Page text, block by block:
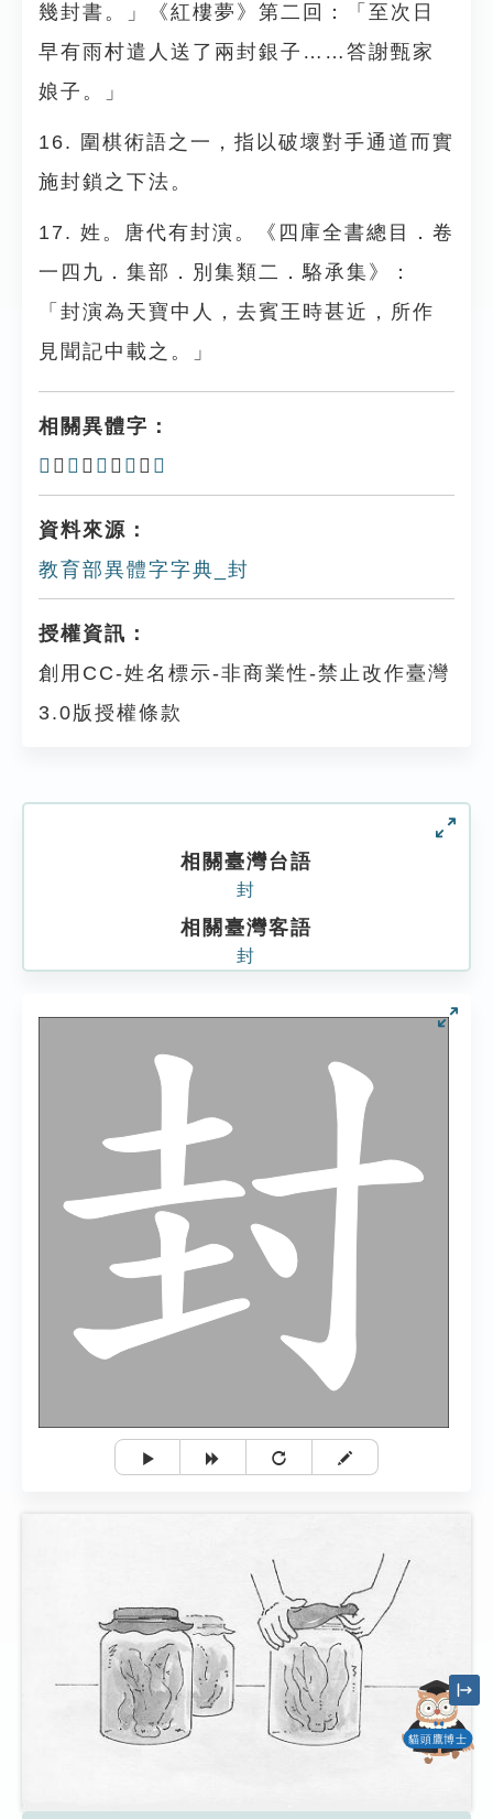
幾封書。」《紅樓夢》第二回：「至次日
早有雨村遣人送了兩封銀子……答謝甄家
娘子。」
16. 圍棋術語之一，指以破壞對手通道而實
施封鎖之下法。
17. 姓。唐代有封演。《四庫全書總目．卷
一四九．集部．別集類二．駱承集》：
「封演為天寶中人，去賓王時甚近，所作
見聞記中載之。」
相關異體字：
𡉚 、 𡉘 、 𡊋 、 𡊽 、 㞷
資料來源：
教育部異體字字典_封
授權資訊：
創用CC-姓名標示-非商業性-禁止改作臺灣
3.0版授權條款
相關臺灣台語
封
相關臺灣客語
封
貓頭鷹博士